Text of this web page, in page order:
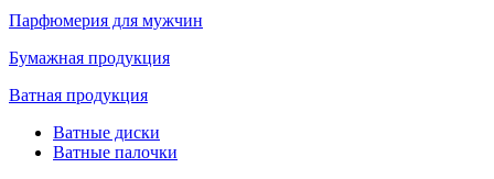
Парфюмерия для мужчин
Бумажная продукция
Ватная продукция
Ватные диски
Ватные палочки